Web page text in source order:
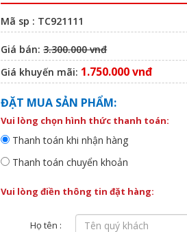
Mã sp : TC921111
Giá bán:3.300.000 vnđ
Giá khuyến mãi: 1.750.000 vnđ
ĐẶT MUA SẢN PHẨM:
Vui lòng chọn hình thức thanh toán:
Thanh toán khi nhận hàng
Thanh toán chuyển khoản
Vui lòng điền thông tin đặt hàng:
Họ tên :